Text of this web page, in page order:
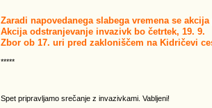
Zaradi napovedanega slabega vremena se
Akcija odstranjevanje invazivk bo četrtek, 19. 9.
Zbor ob 17. uri pred zakloniščem na Kidričevi
*****
Spet pripravljamo srečanje z invazivkami. Vabljeni!